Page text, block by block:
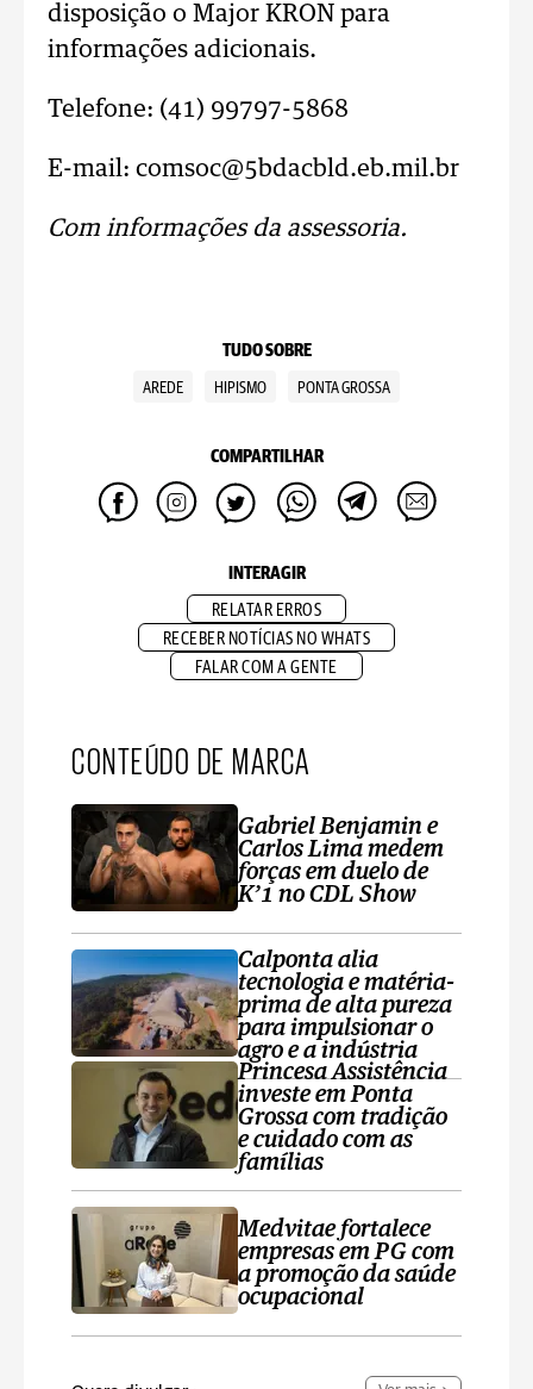
disposição o Major KRON para
informações adicionais.
Telefone: (41) 99797-5868
E-mail: comsoc@5bdacbld.eb.mil.br
Com informações da assessoria.
TUDO SOBRE
AREDE HIPISMO PONTA GROSSA
COMPARTILHAR
INTERAGIR
RELATAR ERROS
RECEBER NOTÍCIAS NO WHATS
FALAR COM A GENTE
CONTEÚDO DE MARCA
Gabriel Benjamin e
Carlos Lima medem
forças em duelo de
K’1 no CDL Show
Calponta alia
tecnologia e matéria-
prima de alta pureza
para impulsionar o
agro e a indústria
Princesa Assistência
investe em Ponta
Grossa com tradição
e cuidado com as
famílias
Medvitae fortalece
empresas em PG com
a promoção da saúde
ocupacional